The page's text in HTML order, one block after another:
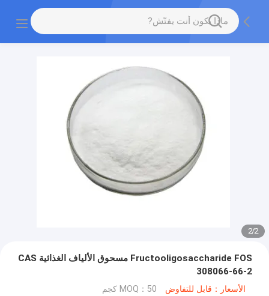
2
/
2
Fructooligosaccharide FOS مسحوق الألياف الغذائية CAS
308066-66-2
الأسعار：قابل للتفاوض MOQ：50 كجم